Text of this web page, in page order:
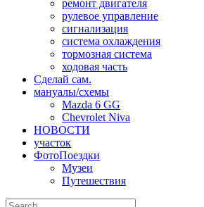
ремонт двигателя
рулевое управление
сигнализация
система охлаждения
тормозная система
ходовая часть
Сделай сам.
мануалы/схемы
Mazda 6 GG
Chevrolet Niva
НОВОСТИ
участок
ФотоПоездки
Музеи
Путешествия
Search